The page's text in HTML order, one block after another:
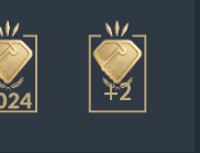
+2